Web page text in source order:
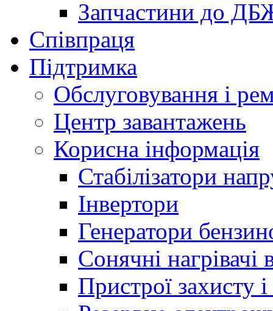
Запчастини до
Співпраця
Підтримка
Обслуговування і
Центр завантажень
Корисна інформація
Стабілізатори
Інвертори
Генератори
Сонячні нагрівачі
Пристрої захисту і